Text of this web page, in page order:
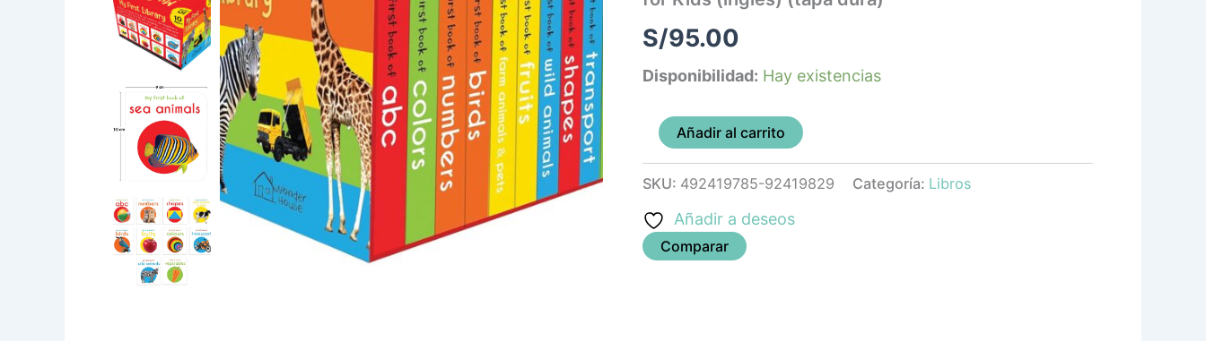
S/95.00
Disponibilidad: Hay existencias
Board
for
(ingles)
cantidadAñadir al carrito
SKU: 492419785-92419829 Categoría: Libros
Añadir a deseos
Comparar